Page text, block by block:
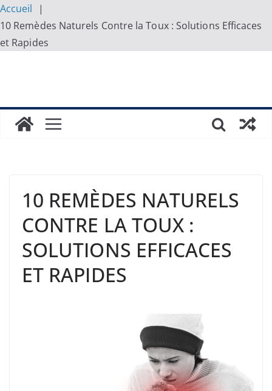
Accueil
10 Remèdes Naturels Contre la Toux : Solutions Efficaces
et Rapides
10 REMÈDES NATURELS
CONTRE LA TOUX :
SOLUTIONS EFFICACES
ET RAPIDES